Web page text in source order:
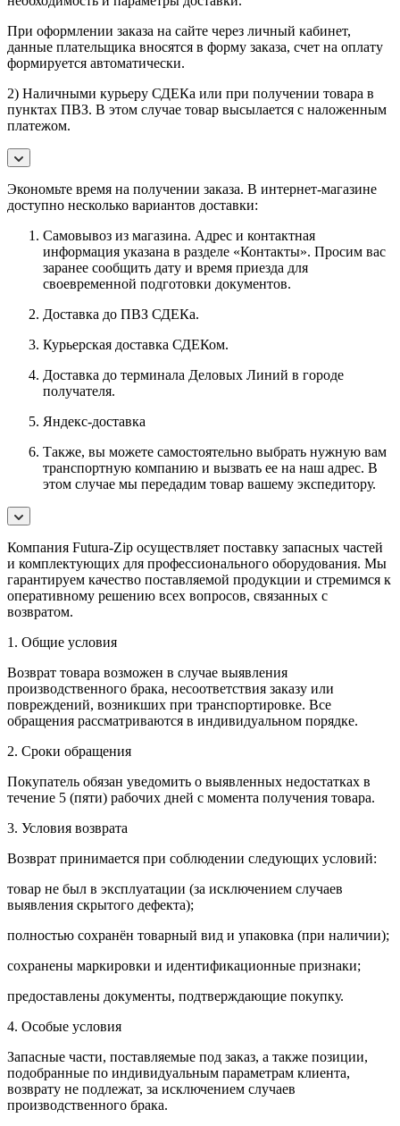
При оформлении заказа на сайте через личный кабинет,
данные плательщика вносятся в форму заказа, счет на оплату
формируется автоматически.
2) Наличными курьеру СДЕКа или при получении товара в
пунктах ПВЗ. В этом случае товар высылается с наложенным
платежом.
Экономьте время на получении заказа. В интернет-магазине
доступно несколько вариантов доставки:
Самовывоз из магазина. Адрес и контактная
информация указана в разделе «Контакты». Просим вас
заранее сообщить дату и время приезда для
своевременной подготовки документов.
Доставка до ПВЗ СДЕКа.
Курьерская доставка СДЕКом.
Доставка до терминала Деловых Линий в городе
получателя.
Яндекс-доставка
Также, вы можете самостоятельно выбрать нужную вам
транспортную компанию и вызвать ее на наш адрес. В
этом случае мы передадим товар вашему экспедитору.
Компания Futura-Zip осуществляет поставку запасных частей
и комплектующих для профессионального оборудования. Мы
гарантируем качество поставляемой продукции и стремимся к
оперативному решению всех вопросов, связанных с
возвратом.
1. Общие условия
Возврат товара возможен в случае выявления
производственного брака, несоответствия заказу или
повреждений, возникших при транспортировке. Все
обращения рассматриваются в индивидуальном порядке.
2. Сроки обращения
Покупатель обязан уведомить о выявленных недостатках в
течение 5 (пяти) рабочих дней с момента получения товара.
3. Условия возврата
Возврат принимается при соблюдении следующих условий:
товар не был в эксплуатации (за исключением случаев
выявления скрытого дефекта);
полностью сохранён товарный вид и упаковка (при наличии);
сохранены маркировки и идентификационные признаки;
предоставлены документы, подтверждающие покупку.
4. Особые условия
Запасные части, поставляемые под заказ, а также позиции,
подобранные по индивидуальным параметрам клиента,
возврату не подлежат, за исключением случаев
производственного брака.